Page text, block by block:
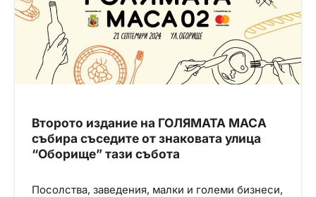
Второто издание на ГОЛЯМАТА МАСА
събира съседите от знаковата улица
“Оборище” тази събота
Посолства, заведения, малки и големи бизнеси,